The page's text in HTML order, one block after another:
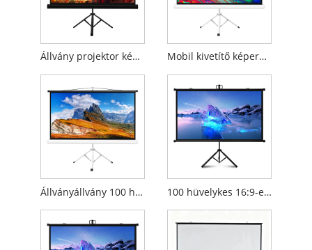
Állvány projektor képernyő Mobil kivetítő képernyő
Állványállvány 100 hüvelykes 4K HD 16:9 mobil projektor képernyő 100 hüvelykes 16:9-es hordozható állvány vetítővászon